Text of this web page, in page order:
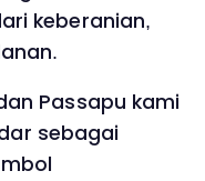
keberanian,
Passapu kami
sebagai